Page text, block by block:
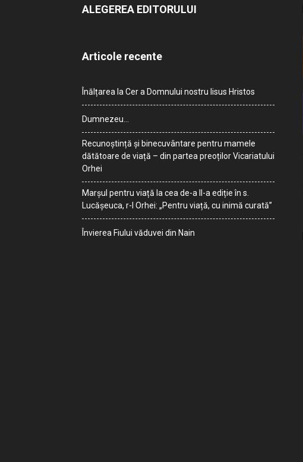
ALEGEREA EDITORULUI
Articole recente
Înălțarea la Cer a Domnului nostru Iisus Hristos
Dumnezeu…
Recunoștință și binecuvântare pentru mamele
dătătoare de viață – din partea preoților Vicariatului
Orhei
Marșul pentru viață la cea de-a II-a ediție în s.
Lucășeuca, r-l Orhei: „Pentru viață, cu inimă curată”
Învierea Fiului văduvei din Nain